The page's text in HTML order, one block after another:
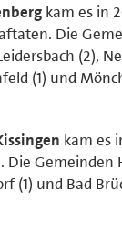
kam es in
Die
(2),
(1) und
kam es
Gemeinden
(1) und Bad